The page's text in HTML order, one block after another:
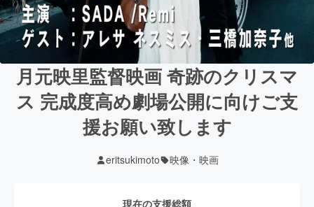
月元映里監督映画 奇跡のクリスマ
ス 完成度高め劇場公開に向けご支
援お願い致します
eritsukimoto 映像・映画
現在の支援総額